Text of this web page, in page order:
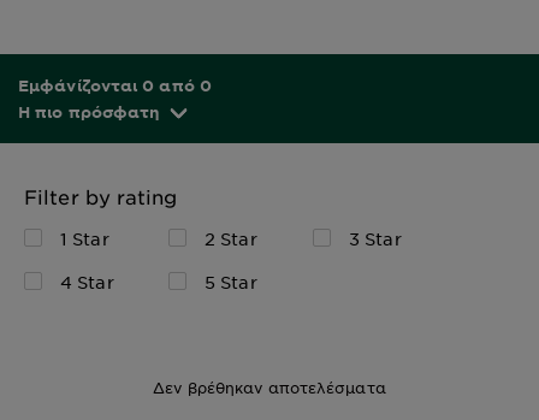
Εμφάνίζονται 0 από 0
Η πιο πρόσφατη
Filter by rating
1 Star 2 Star
3 Star
4 Star
5 Star
Δεν βρέθηκαν αποτελέσματα